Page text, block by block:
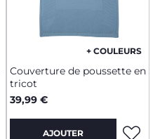
+ COULEURS
Couverture de poussette en
tricot
39,99 €
AJOUTER